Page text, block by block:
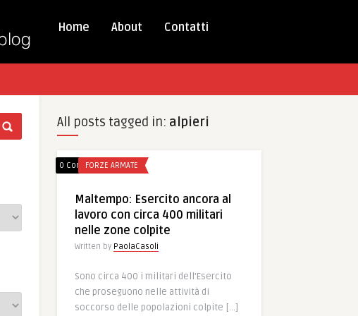
Home About Contatti
All posts tagged in: alpieri
0 CommentsFORZE ARMATE
Maltempo: Esercito ancora al
lavoro con circa 400 militari
nelle zone colpite
Written by PaolaCasoli
Sono circa 400 i militari dell’Esercito
che proseguono nelle attività di
soccorso delle popolazioni colpite […]